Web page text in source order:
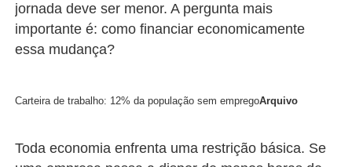
jornada deve ser menor. A pergunta mais
importante é: como financiar economicamente
essa mudança?
Carteira de trabalho: 12% da população sem empregoArquivo
Toda economia enfrenta uma restrição básica. Se